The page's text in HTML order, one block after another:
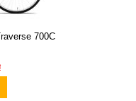
700C